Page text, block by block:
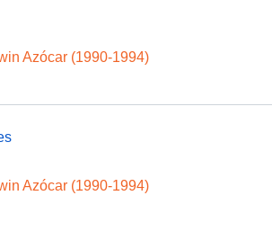
Azócar (1990-1994)
Azócar (1990-1994)